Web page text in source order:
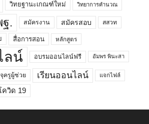
วิทยฐานะเกณฑ์ใหม่ วิทยาการคำนวณ
. สมัครงาน สมัครสอบ สสวท
สื่อการสอน หลักสูตร
ลน์ อบรมออนไลน์ฟรี อัมพร พินะสา
ครูผู้ช่วย เรียนออนไลน์ แจกไฟล์
ควิด 19